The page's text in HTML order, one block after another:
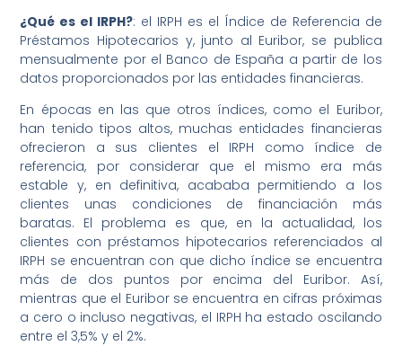
¿Qué es el IRPH?: el IRPH es el Índice de Referencia de
Préstamos Hipotecarios y, junto al Euribor, se publica
mensualmente por el Banco de España a partir de los
datos proporcionados por las entidades financieras.
En épocas en las que otros índices, como el Euribor,
han tenido tipos altos, muchas entidades financieras
ofrecieron a sus clientes el IRPH como índice de
referencia, por considerar que el mismo era más
estable y, en definitiva, acababa permitiendo a los
clientes unas condiciones de financiación más
baratas. El problema es que, en la actualidad, los
clientes con préstamos hipotecarios referenciados al
IRPH se encuentran con que dicho índice se encuentra
más de dos puntos por encima del Euribor. Así,
mientras que el Euribor se encuentra en cifras próximas
a cero o incluso negativas, el IRPH ha estado oscilando
entre el 3,5% y el 2%.